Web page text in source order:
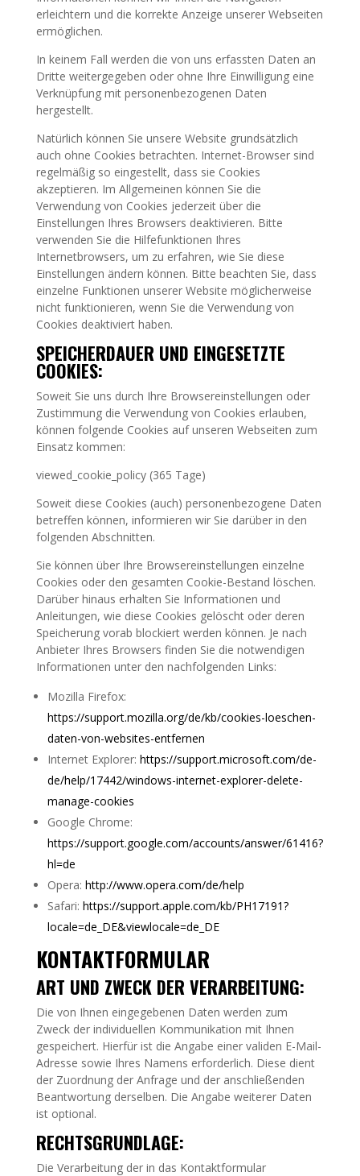
erleichtern und die korrekte Anzeige unserer Webseiten
ermöglichen.
In keinem Fall werden die von uns erfassten Daten an
Dritte weitergegeben oder ohne Ihre Einwilligung eine
Verknüpfung mit personenbezogenen Daten
hergestellt.
Natürlich können Sie unsere Website grundsätzlich
auch ohne Cookies betrachten. Internet-Browser sind
regelmäßig so eingestellt, dass sie Cookies
akzeptieren. Im Allgemeinen können Sie die
Verwendung von Cookies jederzeit über die
Einstellungen Ihres Browsers deaktivieren. Bitte
verwenden Sie die Hilfefunktionen Ihres
Internetbrowsers, um zu erfahren, wie Sie diese
Einstellungen ändern können. Bitte beachten Sie, dass
einzelne Funktionen unserer Website möglicherweise
nicht funktionieren, wenn Sie die Verwendung von
Cookies deaktiviert haben.
SPEICHERDAUER UND EINGESETZTE
COOKIES:
Soweit Sie uns durch Ihre Browsereinstellungen oder
Zustimmung die Verwendung von Cookies erlauben,
können folgende Cookies auf unseren Webseiten zum
Einsatz kommen:
viewed_cookie_policy (365 Tage)
Soweit diese Cookies (auch) personenbezogene Daten
betreffen können, informieren wir Sie darüber in den
folgenden Abschnitten.
Sie können über Ihre Browsereinstellungen einzelne
Cookies oder den gesamten Cookie-Bestand löschen.
Darüber hinaus erhalten Sie Informationen und
Anleitungen, wie diese Cookies gelöscht oder deren
Speicherung vorab blockiert werden können. Je nach
Anbieter Ihres Browsers finden Sie die notwendigen
Informationen unter den nachfolgenden Links:
Mozilla Firefox:
https://support.mozilla.org/de/kb/cookies-loeschen-
daten-von-websites-entfernen
Internet Explorer: https://support.microsoft.com/de-
de/help/17442/windows-internet-explorer-delete-
manage-cookies
Google Chrome:
https://support.google.com/accounts/answer/61416?
hl=de
Opera: http://www.opera.com/de/help
Safari: https://support.apple.com/kb/PH17191?
locale=de_DE&viewlocale=de_DE
KONTAKTFORMULAR
ART UND ZWECK DER VERARBEITUNG:
Die von Ihnen eingegebenen Daten werden zum
Zweck der individuellen Kommunikation mit Ihnen
gespeichert. Hierfür ist die Angabe einer validen E-Mail-
Adresse sowie Ihres Namens erforderlich. Diese dient
der Zuordnung der Anfrage und der anschließenden
Beantwortung derselben. Die Angabe weiterer Daten
ist optional.
RECHTSGRUNDLAGE:
Die Verarbeitung der in das Kontaktformular